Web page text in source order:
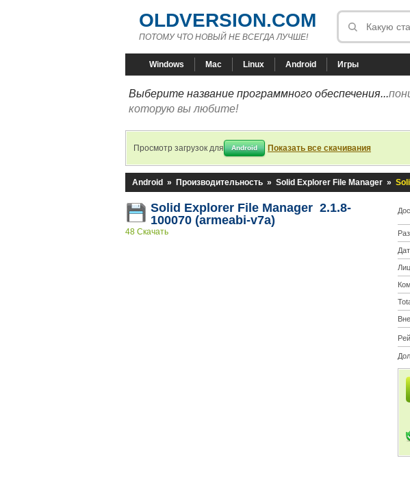
OLDVERSION.COM
ПОТОМУ ЧТО НОВЫЙ НЕ ВСЕГДА ЛУЧШЕ!
Windows Mac Linux Android Игры
Выберите название программного обеспечения...
которую вы любите!
Просмотр загрузок для Android Показать все скачивания
Android » Производительность » Solid Explorer File Manager »
Solid Explorer File Manager 2.1.8-
100070 (armeabi-v7a)
48 Скачать